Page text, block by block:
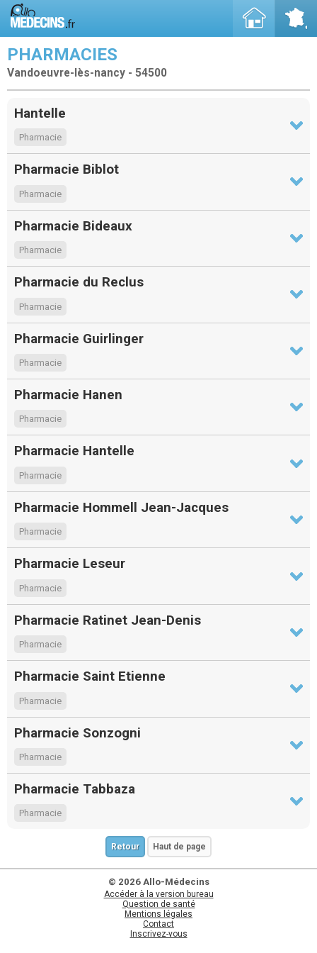
PHARMACIES
Vandoeuvre-lès-nancy - 54500
Hantelle
Pharmacie
Pharmacie Biblot
Pharmacie
Pharmacie Bideaux
Pharmacie
Pharmacie du Reclus
Pharmacie
Pharmacie Guirlinger
Pharmacie
Pharmacie Hanen
Pharmacie
Pharmacie Hantelle
Pharmacie
Pharmacie Hommell Jean-Jacques
Pharmacie
Pharmacie Leseur
Pharmacie
Pharmacie Ratinet Jean-Denis
Pharmacie
Pharmacie Saint Etienne
Pharmacie
Pharmacie Sonzogni
Pharmacie
Pharmacie Tabbaza
Pharmacie
Retour Haut de page
© 2026 Allo-Médecins
Accéder à la version bureau
Question de santé
Mentions légales
Contact
Inscrivez-vous